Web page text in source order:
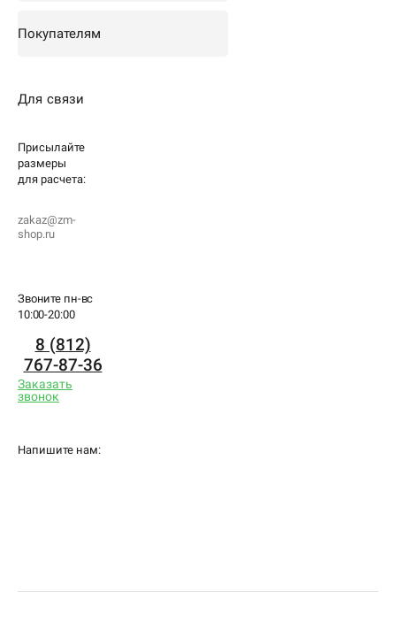
Покупателям
Для связи
Присылайте
размеры
для расчета:
zakaz@zm-
shop.ru
Звоните пн-вс
10:00-20:00
8 (812)
767-87-36
Заказать
звонок
Напишите нам: